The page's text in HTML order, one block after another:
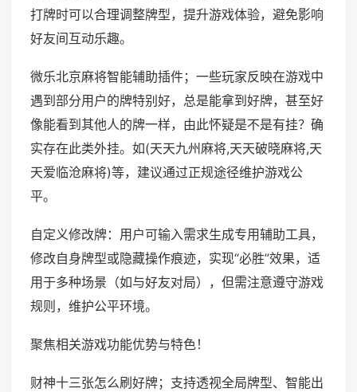
打牌时可以合理调整牌型，提升游戏体验，避免影响
好友间互动乐趣。
微乐北京麻将智能辅助插件；一些玩家反映在游戏中
遇到部分用户的牌特别好，总是能拿到好牌，甚至好
像能看到其他人的牌一样，由此怀疑是不是有挂？确
实存在此类外挂。如(天天九州麻将,天天破晓麻将,天
天爱临沧麻将)等，建议通过正规途径维护游戏公
平。
自定义修改牌：用户可输入需求生成专用辅助工具，
修改自身牌型或隐藏操作痕迹，实现“必胜”效果，适
用于多种场景（如与好友对局），但需注意遵守游戏
规则，维护公平环境。
聚焦相关游戏功能优势与特色！
财神十三张怎么刷好牌；支持透视全局牌型、智能出